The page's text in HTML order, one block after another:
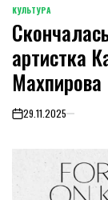
POSTED
IN
КУЛЬТУРА
артистка
Махпирова
on29.11.2025